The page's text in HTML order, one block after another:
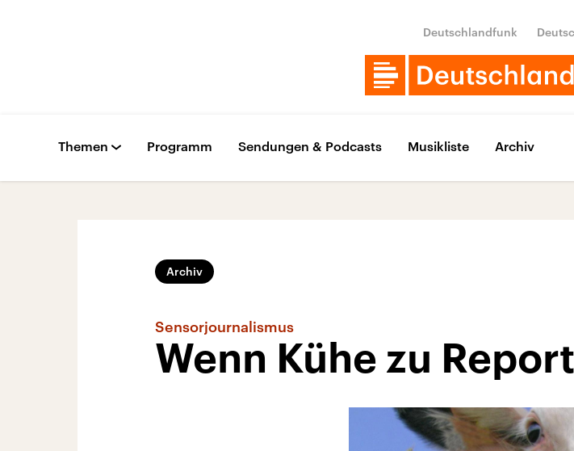
Deutschlandfunk
Themen Programm Sendungen & Podcasts Musikliste Archiv
Archiv
Sensorjournalismus
Wenn Kühe zu